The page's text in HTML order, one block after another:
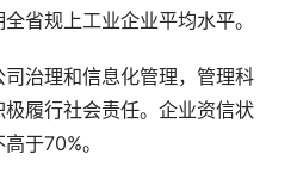
省规上工业企业平均水平。
治理和信息化管理，管理科
履行社会责任。企业资信状
于70%。